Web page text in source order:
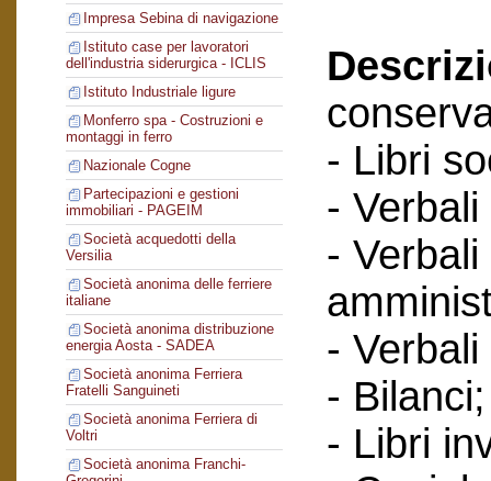
Impresa Sebina di navigazione
Istituto case per lavoratori
dell'industria siderurgica - ICLIS
Istituto Industriale ligure
Monferro spa - Costruzioni e
montaggi in ferro
Nazionale Cogne
Partecipazioni e gestioni
immobiliari - PAGEIM
Società acquedotti della
Versilia
Società anonima delle ferriere
italiane
Società anonima distribuzione
energia Aosta - SADEA
Società anonima Ferriera
Fratelli Sanguineti
Società anonima Ferriera di
Voltri
Società anonima Franchi-
- Libri
-
-
-
- Bilanci;
- Libri